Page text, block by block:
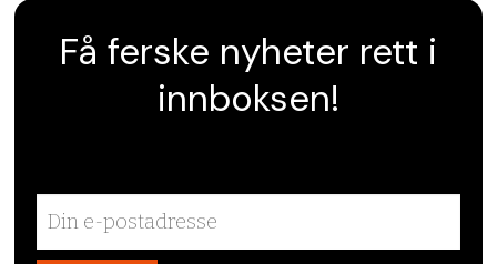
Få ferske nyheter rett i
innboksen!